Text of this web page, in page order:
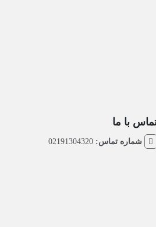
با ما
شماره تماس: 02191304320